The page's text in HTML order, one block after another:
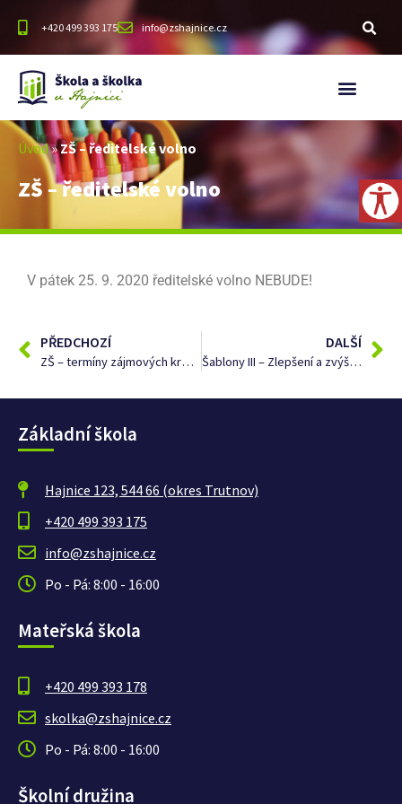
+420 499 393 175 info@zshajnice.cz
Úvod»ZŠ – ředitelské volno
ZŠ – ředitelské volno
V pátek 25. 9. 2020 ředitelské volno NEBUDE!
PŘEDCHOZÍ
ZŠ – termíny zájmových kroužků
DALŠÍ
Šablony III – Zlepšení a zvýšení kvality výuky na ZŠ a MŠ Hajnice
Základní škola
Hajnice 123, 544 66 (okres Trutnov)
+420 499 393 175
info@zshajnice.cz
Po - Pá: 8:00 - 16:00
Mateřská škola
+420 499 393 178
skolka@zshajnice.cz
Po - Pá: 8:00 - 16:00
Školní družina